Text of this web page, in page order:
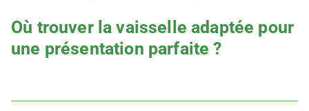
Où trouver la vaisselle adaptée pour
une présentation parfaite ?